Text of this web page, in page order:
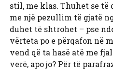
stil, me klas. Thuhet se të
me një pezullim të gjatë
duhet të shtrohet – pse
vërteta po e përqafon në
vend që ta hasë atë me
verë, apo jo? Për të